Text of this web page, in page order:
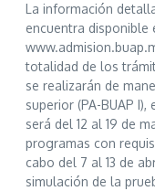
La información
encuentra disponible
totalidad de los
se realizarán de
superior (PA-BUAP
será del 12 al 19 de
programas con
cabo del 7 al 13 de
simulación de la